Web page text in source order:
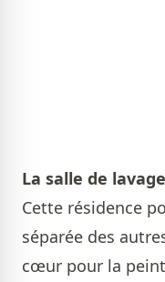
La salle de lavage
Cette résidence
séparée des
cœur pour la